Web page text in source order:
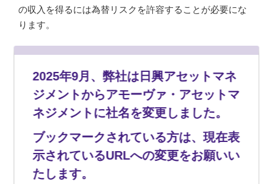
の収入を得るには為替リスクを許容することが必要にな
ります。
分
類
コー
ド
1486
上場米債（為替ヘッジ
米国国債に投資（為
1487
上場米債（為替ヘッジ
あり）
2025年9月、弊社は日興アセットマネ
ジメントからアモーヴァ・アセットマ
ネジメントに社名を変更しました。
ブックマークされている方は、現在表
示されているURLへの変更をお願いい
たします。